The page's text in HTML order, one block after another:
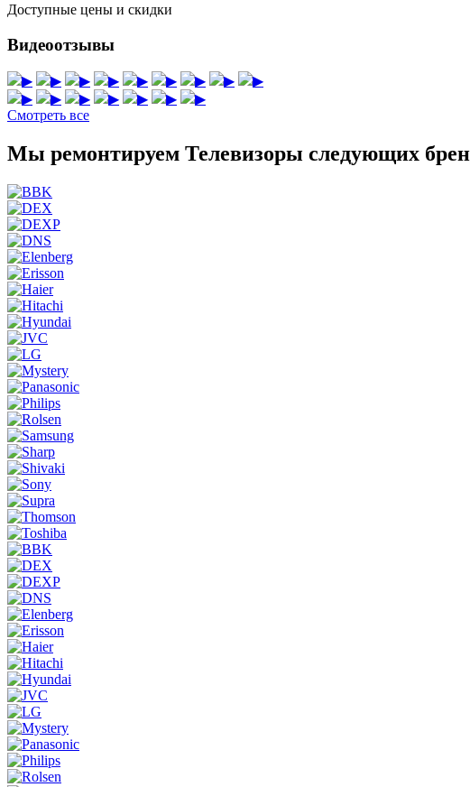
Доступные цены и скидки
Видеоотзывы
▶ ▶ ▶ ▶ ▶ ▶ ▶ ▶
▶
▶
▶ ▶ ▶ ▶ ▶
▶
Смотреть все
Мы ремонтируем Телевизоры следующих